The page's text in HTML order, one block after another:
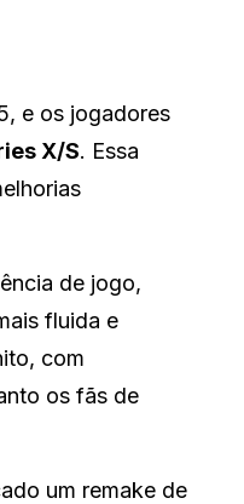
e os jogadores
X/S. Essa
de jogo,
fluida e
com
os fãs de
um remake de